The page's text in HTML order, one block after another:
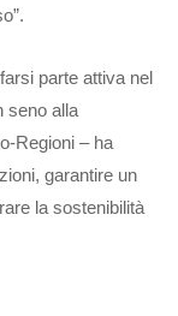
parte attiva nel
seno alla
Regioni – ha
garantire un
la sostenibilità